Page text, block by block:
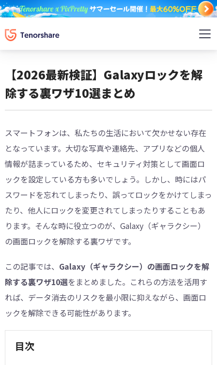
【2026最新検証】Galaxyロックを解
除する裏ワザ10選まとめ
スマートフォンは、私たちの生活において欠かせない存在
となっています。大切な写真や連絡先、アプリなどの個人
情報が詰まっているため、セキュリティ対策として画面ロ
ックを設定している方も多いでしょう。しかし、時にはパ
スワードを忘れてしまったり、誤ってロックをかけてしまっ
たり、他人にロックを変更されてしまったりすることもあ
ります。そんな時に役立つのが、Galaxy（ギャラクシー）
の画面ロックを解除する裏ワザです。
この記事では、 Galaxy（ギャラクシー）の画面ロックを解
除する裏ワザ10選をまとめました。これらの方法を活用す
れば、データ消去のリスクを最小限に抑えながら、画面ロ
ックを解除できる可能性があります。
目次